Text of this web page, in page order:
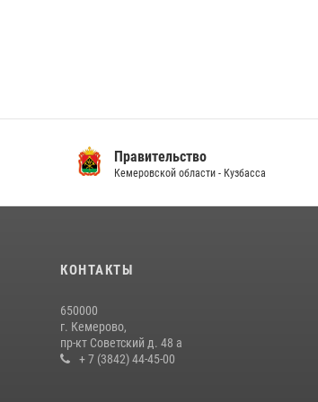
Правительство
Кемеровской области - Кузбасса
КОНТАКТЫ
650000
г. Кемерово,
пр-кт Советский д. 48 а
+ 7 (3842) 44-45-00